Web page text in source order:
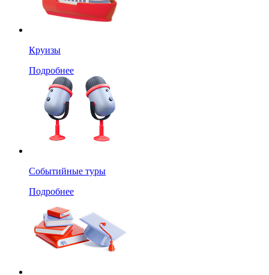
Круизы
Подробнее
Событийные туры
Подробнее